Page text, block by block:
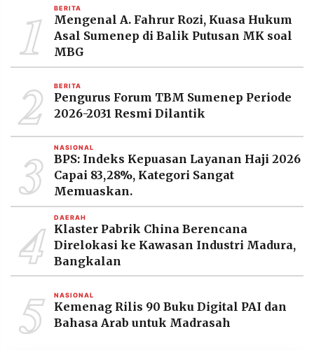
PRAMUDITA
2026
PT.
MEDIA
PRAMUDITA
1 BERITA
Mengenal A. Fahrur Rozi, Kuasa Hukum
Asal Sumenep di Balik Putusan MK soal
MBG
2 BERITA
Pengurus Forum TBM Sumenep Periode
2026-2031 Resmi Dilantik
3 NASIONAL
BPS: Indeks Kepuasan Layanan Haji 2026
Capai 83,28%, Kategori Sangat
Memuaskan.
4 DAERAH
Klaster Pabrik China Berencana
Direlokasi ke Kawasan Industri Madura,
Bangkalan
5 NASIONAL
Kemenag Rilis 90 Buku Digital PAI dan
Bahasa Arab untuk Madrasah